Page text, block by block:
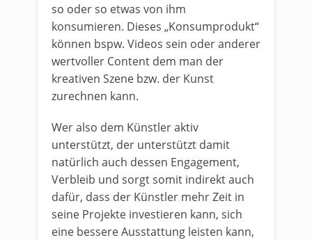
so oder so etwas von ihm
konsumieren. Dieses „Konsumprodukt“
können bspw. Videos sein oder anderer
wertvoller Content dem man der
kreativen Szene bzw. der Kunst
zurechnen kann.
Wer also dem Künstler aktiv
unterstützt, der unterstützt damit
natürlich auch dessen Engagement,
Verbleib und sorgt somit indirekt auch
dafür, dass der Künstler mehr Zeit in
seine Projekte investieren kann, sich
eine bessere Ausstattung leisten kann,